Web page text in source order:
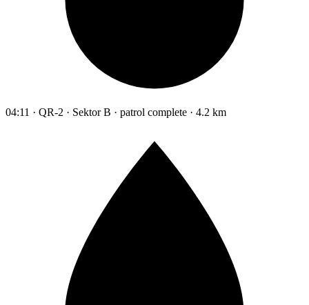
04:11 · QR-2 · Sektor B · patrol complete · 4.2 km